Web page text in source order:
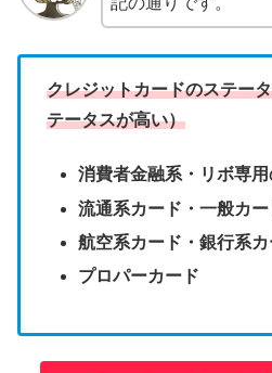
クレジットカードのステー
テータスが高い）
消費者金融系・リボ専
流通系カード・一般カー
航空系カード・銀行系カ
プロパーカード